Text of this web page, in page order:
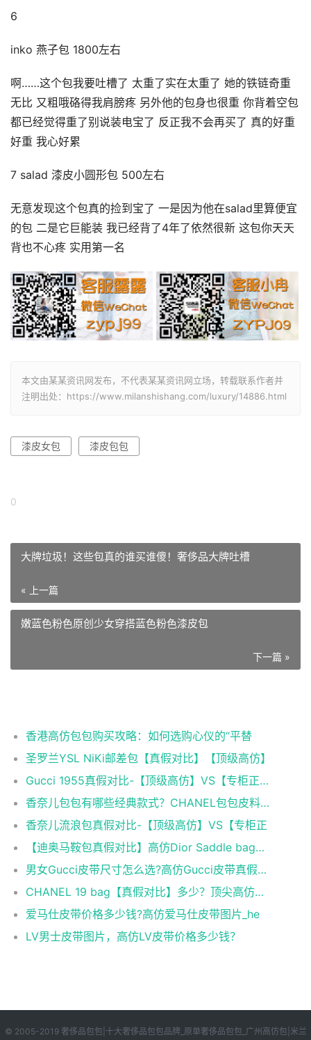
6
inko 燕子包 1800左右
啊……这个包我要吐槽了 太重了实在太重了 她的铁链奇重
无比 又粗哦硌得我肩膀疼 另外他的包身也很重 你背着空包
都已经觉得重了别说装电宝了 反正我不会再买了 真的好重
好重 我心好累
7 salad 漆皮小圆形包 500左右
无意发现这个包真的捡到宝了 一是因为他在salad里算便宜
的包 二是它巨能装 我已经背了4年了依然很新 这包你天天
背也不心疼 实用第一名
本文由某某资讯网发布，不代表某某资讯网立场，转载联系作者并
注明出处：https://www.milanshishang.com/luxury/14886.html
漆皮女包 漆皮包包
0
大牌垃圾！这些包真的谁买谁傻！奢侈品大牌吐槽
« 上一篇
嫩蓝色粉色原创少女穿搭蓝色粉色漆皮包
下一篇 »
香港高仿包包购买攻略：如何选购心仪的“平替
圣罗兰YSL NiKi邮差包【真假对比】【顶级高仿】
Gucci 1955真假对比-【顶级高仿】VS【专柜正品】
香奈儿包包有哪些经典款式？CHANEL包包皮料科普
香奈儿流浪包真假对比-【顶级高仿】VS【专柜正
【迪奥马鞍包真假对比】高仿Dior Saddle bag马鞍包
男女Gucci皮带尺寸怎么选?高仿Gucci皮带真假对比！
CHANEL 19 bag【真假对比】多少？顶尖高仿香奈儿
爱马仕皮带价格多少钱?高仿爱马仕皮带图片_he
LV男士皮带图片，高仿LV皮带价格多少钱？
© 2005-2019 奢侈品包包|十大奢侈品包包品牌_原单奢侈品包包_广州高仿包|米兰